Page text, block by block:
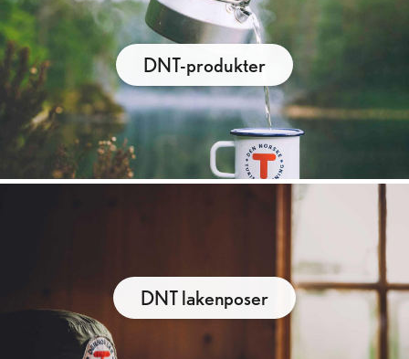
DNT-produkter
DNT lakenposer